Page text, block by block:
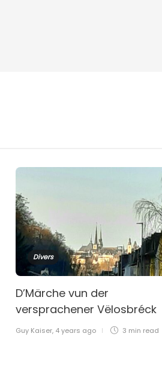
Divers
D’Märche vun der
versprachener Vëlosbréck
Guy Kaiser, 4 years ago 3 min read